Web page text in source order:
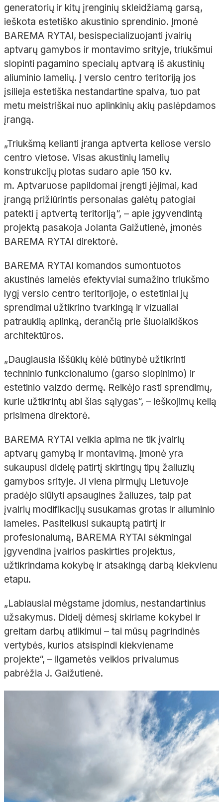
generatorių ir kitų įrenginių skleidžiamą garsą,
ieškota estetiško akustinio sprendinio. Įmonė
BAREMA RYTAI, besispecializuojanti įvairių
aptvarų gamybos ir montavimo srityje, triukšmui
slopinti pagamino specialų aptvarą iš akustinių
aliuminio lamelių. Į verslo centro teritoriją jos
įsilieja estetiška nestandartine spalva, tuo pat
metu meistriškai nuo aplinkinių akių paslėpdamos
įrangą.
„Triukšmą kelianti įranga aptverta keliose verslo
centro vietose. Visas akustinių lamelių
konstrukcijų plotas sudaro apie 150 kv.
m. Aptvaruose papildomai įrengti įėjimai, kad
įrangą prižiūrintis personalas galėtų patogiai
patekti į aptvertą teritoriją“, – apie įgyvendintą
projektą pasakoja Jolanta Gaižutienė, įmonės
BAREMA RYTAI direktorė.
BAREMA RYTAI komandos sumontuotos
akustinės lamelės efektyviai sumažino triukšmo
lygį verslo centro teritorijoje, o estetiniai jų
sprendimai užtikrino tvarkingą ir vizualiai
patrauklią aplinką, derančią prie šiuolaikiškos
architektūros.
„Daugiausia iššūkių kėlė būtinybė užtikrinti
techninio funkcionalumo (garso slopinimo) ir
estetinio vaizdo dermę. Reikėjo rasti sprendimų,
kurie užtikrintų abi šias sąlygas“, – ieškojimų kelią
prisimena direktorė.
BAREMA RYTAI veikla apima ne tik įvairių
aptvarų gamybą ir montavimą. Įmonė yra
sukaupusi didelę patirtį skirtingų tipų žaliuzių
gamybos srityje. Ji viena pirmųjų Lietuvoje
pradėjo siūlyti apsaugines žaliuzes, taip pat
įvairių modifikacijų susukamas grotas ir aliuminio
lameles. Pasitelkusi sukauptą patirtį ir
profesionalumą, BAREMA RYTAI sėkmingai
įgyvendina įvairios paskirties projektus,
užtikrindama kokybę ir atsakingą darbą kiekvienu
etapu.
„Labiausiai mėgstame įdomius, nestandartinius
užsakymus. Didelį dėmesį skiriame kokybei ir
greitam darbų atlikimui – tai mūsų pagrindinės
vertybės, kurios atsispindi kiekviename
projekte“, – ilgametės veiklos privalumus
pabrėžia J. Gaižutienė.